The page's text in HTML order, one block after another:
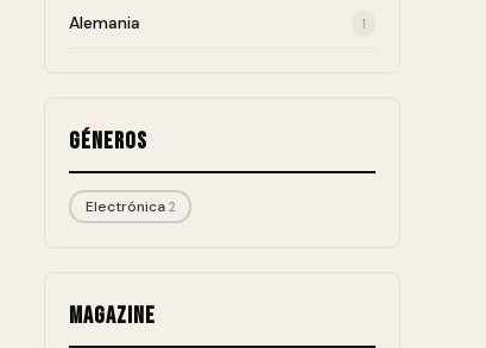
Alemania 1
Géneros
Electrónica 2
Magazine